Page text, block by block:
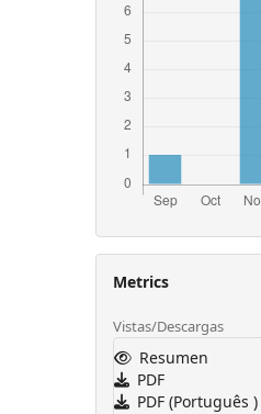
Metrics
Vistas/Descargas
Resumen
PDF
PDF (Português )